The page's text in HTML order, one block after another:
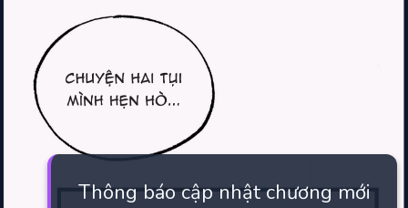
Thông báo cập nhật chương mới